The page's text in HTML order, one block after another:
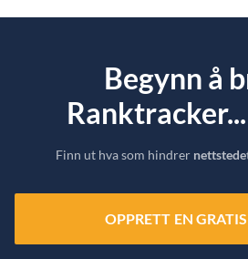
Begynn å
Finn ut hva som hindrer
OPPRETT EN